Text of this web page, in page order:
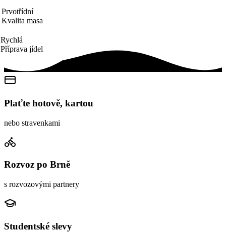
Prvotřídní
Kvalita masa
Rychlá
Příprava jídel
Plaťte hotově, kartou
nebo stravenkami
Rozvoz po Brně
s rozvozovými partnery
Studentské slevy